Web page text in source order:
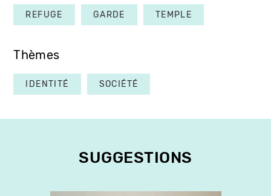
REFUGE GARDE TEMPLE
Thèmes
IDENTITÉ SOCIÉTÉ
SUGGESTIONS